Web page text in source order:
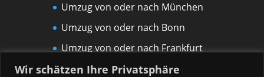
Wir schätzen Ihre Privatsphäre
Umzug von oder nach München
Umzug von oder nach Bonn
Umzug von oder nach Frankfurt
am Main